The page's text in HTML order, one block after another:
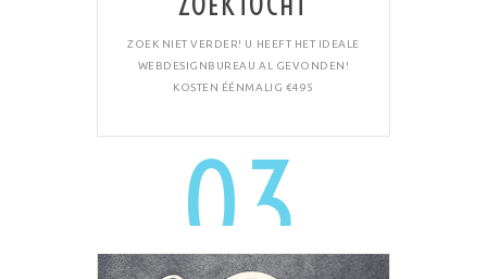
ZOEK NIET VERDER! U HEEFT HET IDEALE
WEBDESIGNBUREAU AL GEVONDEN!
KOSTEN ÉÉNMALIG €495
03